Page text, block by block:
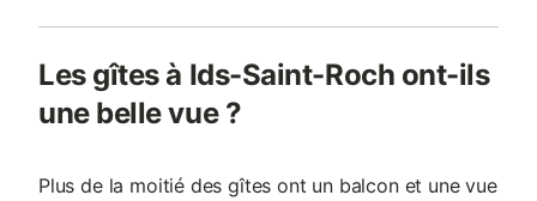
Les gîtes à Ids-Saint-Roch ont-ils
une belle vue ?
Plus de la moitié des gîtes ont un balcon et une vue